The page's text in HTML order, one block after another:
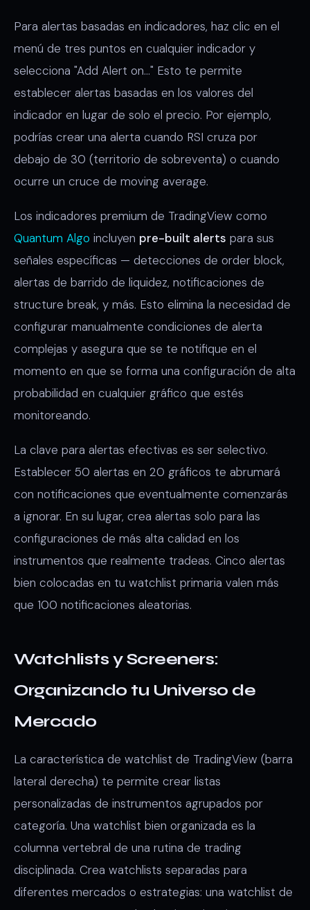
Para alertas basadas en indicadores, haz clic en el
menú de tres puntos en cualquier indicador y
selecciona "Add Alert on..." Esto te permite
establecer alertas basadas en los valores del
indicador en lugar de solo el precio. Por ejemplo,
podrías crear una alerta cuando RSI cruza por
debajo de 30 (territorio de sobreventa) o cuando
ocurre un cruce de moving average.
Los indicadores premium de TradingView como
Quantum Algo incluyen pre-built alerts para sus
señales específicas — detecciones de order block,
alertas de barrido de liquidez, notificaciones de
structure break, y más. Esto elimina la necesidad de
configurar manualmente condiciones de alerta
complejas y asegura que se te notifique en el
momento en que se forma una configuración de alta
probabilidad en cualquier gráfico que estés
monitoreando.
La clave para alertas efectivas es ser selectivo.
Establecer 50 alertas en 20 gráficos te abrumará
con notificaciones que eventualmente comenzarás
a ignorar. En su lugar, crea alertas solo para las
configuraciones de más alta calidad en los
instrumentos que realmente tradeas. Cinco alertas
bien colocadas en tu watchlist primaria valen más
que 100 notificaciones aleatorias.
Watchlists y Screeners:
Organizando tu Universo de
Mercado
La característica de watchlist de TradingView (barra
lateral derecha) te permite crear listas
personalizadas de instrumentos agrupados por
categoría. Una watchlist bien organizada es la
columna vertebral de una rutina de trading
disciplinada. Crea watchlists separadas para
diferentes mercados o estrategias: una watchlist de